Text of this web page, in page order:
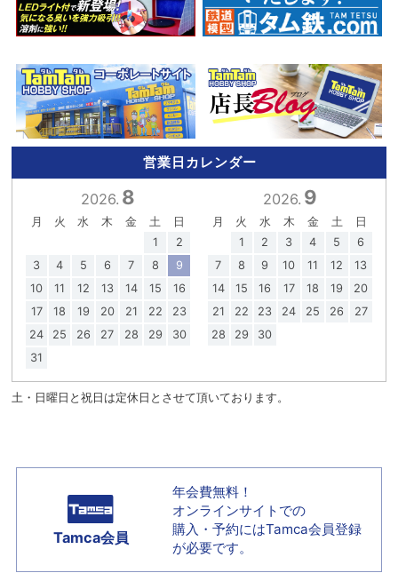
営業日カレンダー
2026. 8
月 火 水 木 金 土
日
1
2
3
4 5 6 7 8
9
10
11 12 13 14 15
16
17
18 19 20 21 22
23
24
25 26 27 28 29
30
31
2026. 9
月 火 水 木 金 土
日
1
2 3 4 5
6
7
8 9 10 11 12
13
14
15 16 17 18 19
20
21
22 23 24 25 26
27
28
29 30
土・日曜日と祝日は定休日とさせて頂いております。
Tamca会員
年会費無料！
オンラインサイトでの
購入・予約にはTamca会員登録
が必要です。